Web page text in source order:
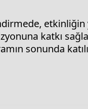
etkinliğin
katkı
sonunda